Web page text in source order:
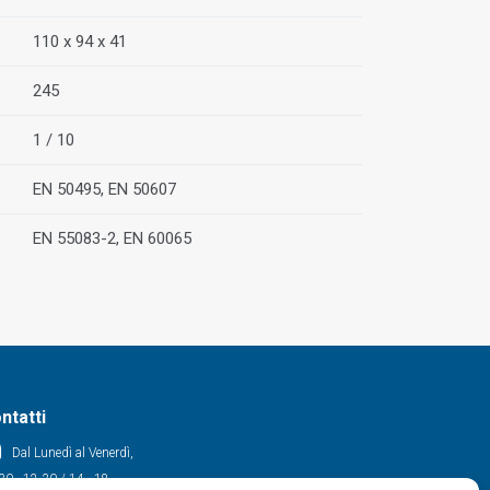
110 x 94 x 41
245
1 / 10
EN 50495, EN 50607
EN 55083-2, EN 60065
Dal Lunedì al Venerdì,
- 12.30 / 14 - 18